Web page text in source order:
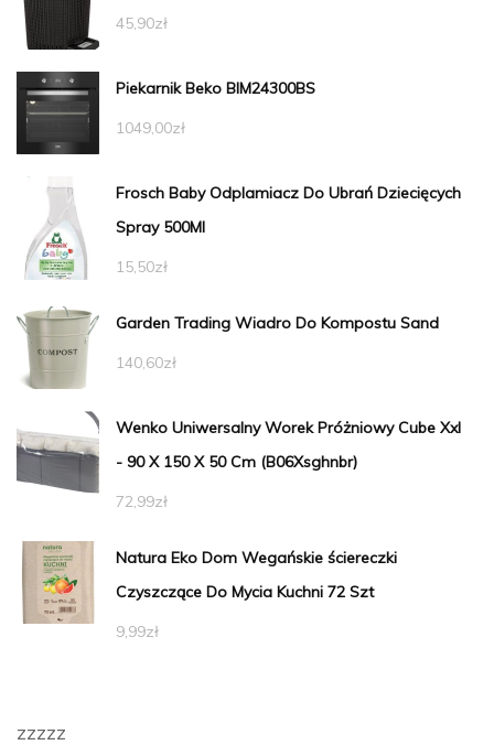
45,90zł
Piekarnik Beko BIM24300BS
1049,00zł
Frosch Baby Odplamiacz Do Ubrań Dziecięcych
Spray 500Ml
15,50zł
Garden Trading Wiadro Do Kompostu Sand
140,60zł
Wenko Uniwersalny Worek Próżniowy Cube Xxl
- 90 X 150 X 50 Cm (B06Xsghnbr)
72,99zł
Natura Eko Dom Wegańskie ściereczki
Czyszczące Do Mycia Kuchni 72 Szt
9,99zł
zzzzz